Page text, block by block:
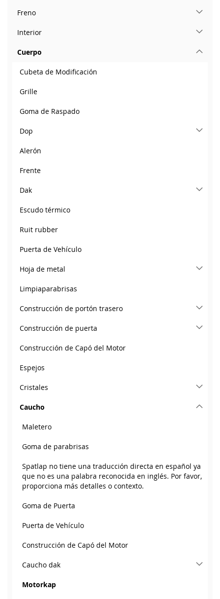
Freno
Interior
Cuerpo
Cubeta de Modificación
Grille
Goma de Raspado
Dop
Alerón
Frente
Dak
Escudo térmico
Ruit rubber
Puerta de Vehículo
Hoja de metal
Limpiaparabrisas
Construcción de portón trasero
Construcción de puerta
Construcción de Capó del Motor
Espejos
Cristales
Caucho
Maletero
Goma de parabrisas
Spatlap no tiene una traducción directa en español ya
que no es una palabra reconocida en inglés. Por favor,
proporciona más detalles o contexto.
Goma de Puerta
Puerta de Vehículo
Construcción de Capó del Motor
Caucho dak
Motorkap